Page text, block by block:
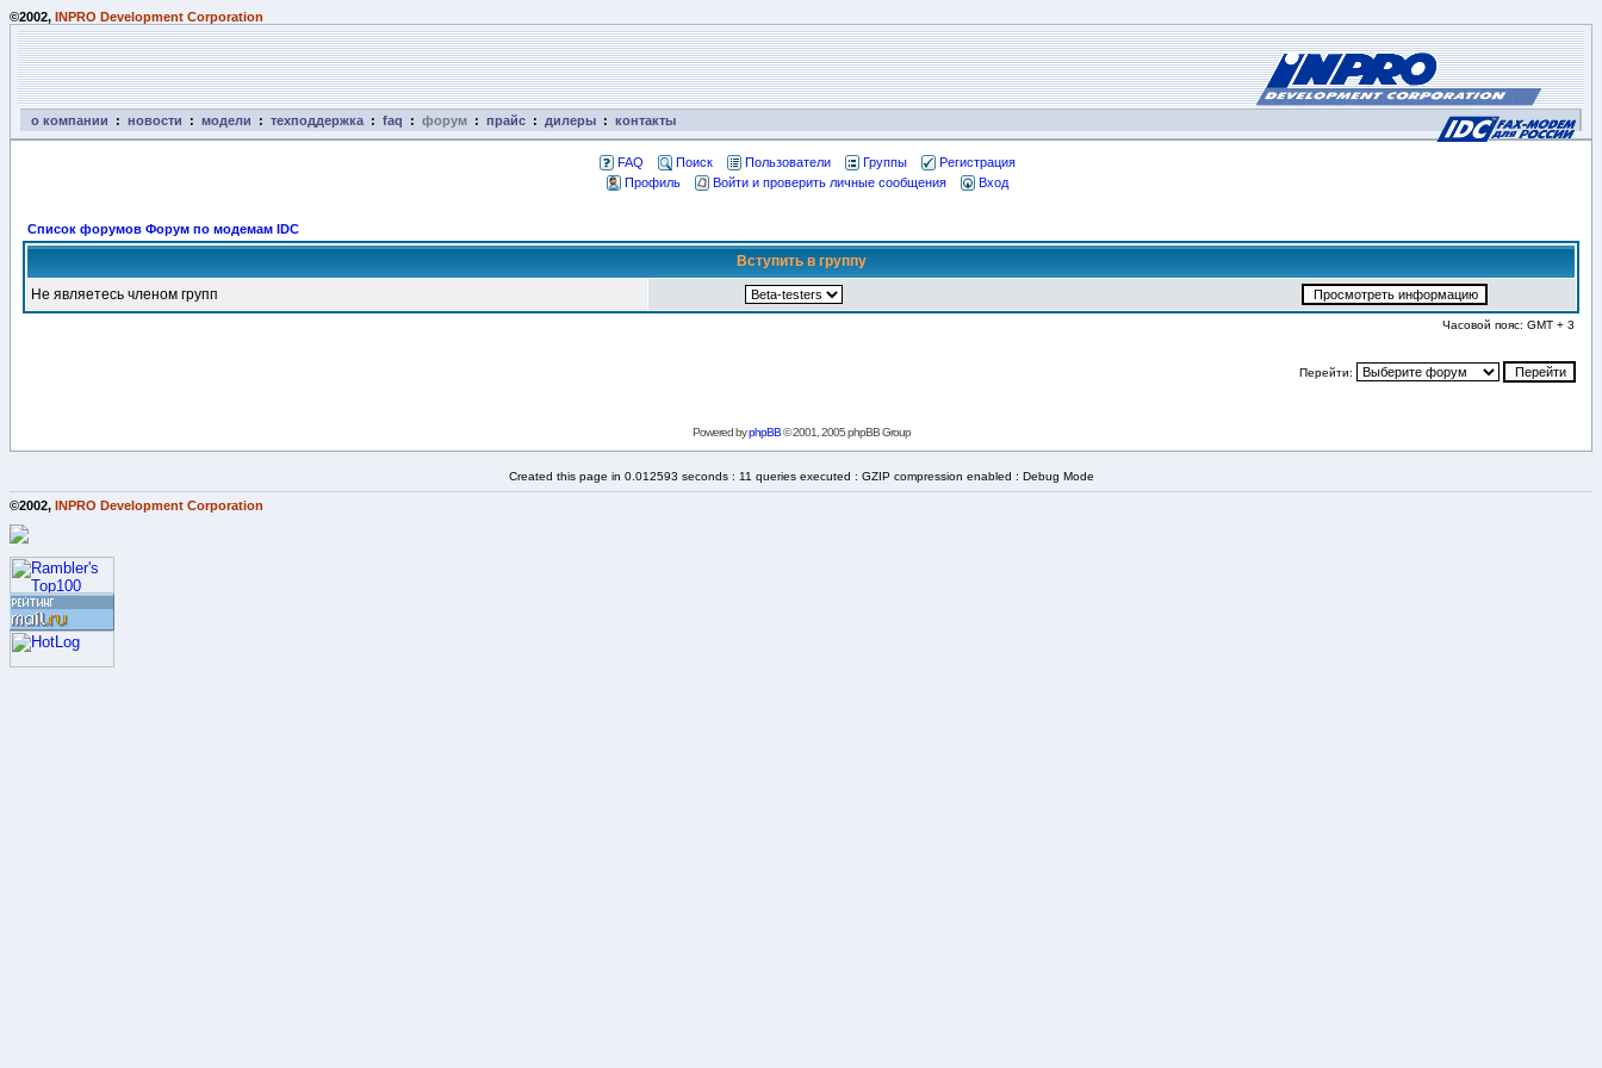
©2002, INPRO Development Corporation
о компании : новости : модели : техподдержка : faq : форум : прайс : дилеры : контакты
FAQ Поиск Пользователи Группы
Регистрация
Профиль
Войти и проверить личные сообщения Вход
Список форумов Форум по модемам IDC
Вступить в группу
Не являетесь членом групп
Часовой пояс: GMT + 3
Перейти:
Powered byphpBB© 2001, 2005 phpBB Group
Created this page in 0.012593 seconds : 11 queries executed : GZIP compression enabled : Debug Mode
©2002, INPRO Development Corporation